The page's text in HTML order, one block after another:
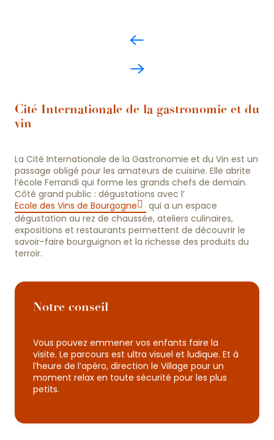
Cité Internationale de la gastronomie et du
vin
La Cité Internationale de la Gastronomie et du Vin est un
passage obligé pour les amateurs de cuisine. Elle abrite
l’école Ferrandi qui forme les grands chefs de demain.
Côté grand public : dégustations avec l’
Ecole des Vins de Bourgogne
qui a un espace
dégustation au rez de chaussée, ateliers culinaires,
expositions et restaurants permettent de découvrir le
savoir-faire bourguignon et la richesse des produits du
terroir.
Notre conseil
Vous pouvez emmener vos enfants faire la
visite. Le parcours est ultra visuel et ludique. Et à
l’heure de l’apéro, direction le Village pour un
moment relax en toute sécurité pour les plus
petits.